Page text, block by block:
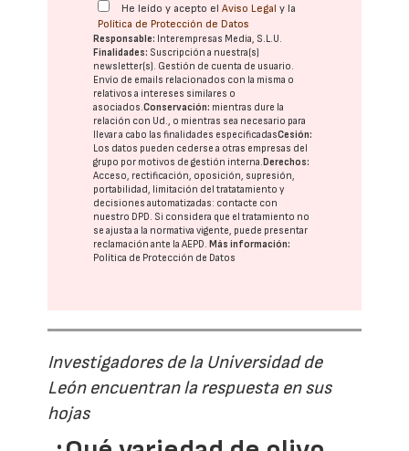
He leído y acepto elAviso Legal y la
Política de Protección de Datos
Responsable: Interempresas Media, S.L.U.
Finalidades: Suscripción a nuestra(s)
newsletter(s). Gestión de cuenta de usuario.
Envío de emails relacionados con la misma o
relativos a intereses similares o
asociados.Conservación: mientras dure la
relación con Ud., o mientras sea necesario para
llevar a cabo las finalidades especificadasCesión:
Los datos pueden cederse a otras empresas del
grupo por motivos de gestión interna.Derechos:
Acceso, rectificación, oposición, supresión,
portabilidad, limitación del tratatamiento y
decisiones automatizadas: contacte con
nuestro DPD. Si considera que el tratamiento no
se ajusta a la normativa vigente, puede presentar
reclamación ante laAEPD.Más información:
Política de Protección de Datos
Investigadores de la Universidad de
León encuentran la respuesta en sus
hojas